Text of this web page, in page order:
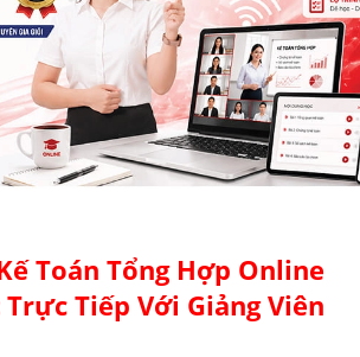
Toán Tổng Hợp Online
Tiếp Với Giảng Viên